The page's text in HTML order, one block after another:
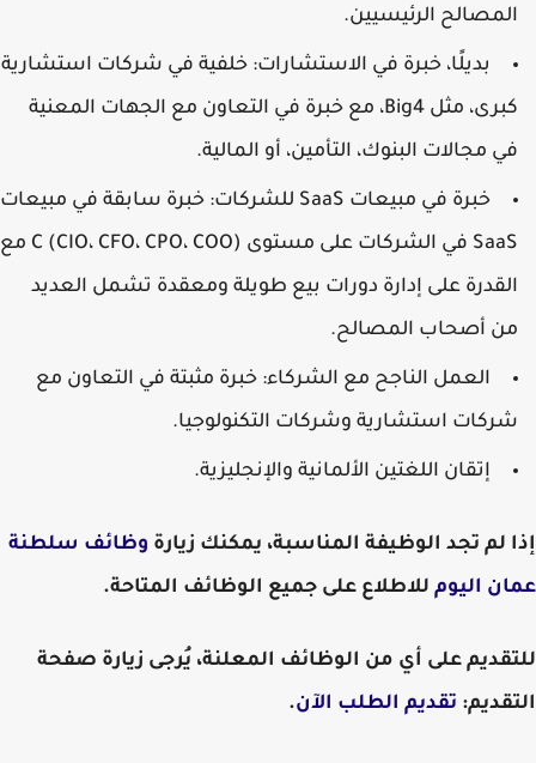
المصالح الرئيسيين.
بديلًا، خبرة في الاستشارات: خلفية في شركات استشارية
كبرى، مثل Big4، مع خبرة في التعاون مع الجهات المعنية
في مجالات البنوك، التأمين، أو المالية.
خبرة في مبيعات SaaS للشركات: خبرة سابقة في مبيعات
SaaS في الشركات على مستوى C (CIO، CFO، CPO، COO) مع
القدرة على إدارة دورات بيع طويلة ومعقدة تشمل العديد
من أصحاب المصالح.
العمل الناجح مع الشركاء: خبرة مثبتة في التعاون مع
شركات استشارية وشركات التكنولوجيا.
إتقان اللغتين الألمانية والإنجليزية.
إذا لم تجد الوظيفة المناسبة، يمكنك زيارة وظائف سلطنة
عمان اليوم للاطلاع على جميع الوظائف المتاحة.
للتقديم على أي من الوظائف المعلنة، يُرجى زيارة صفحة
التقديم: تقديم الطلب الآن.